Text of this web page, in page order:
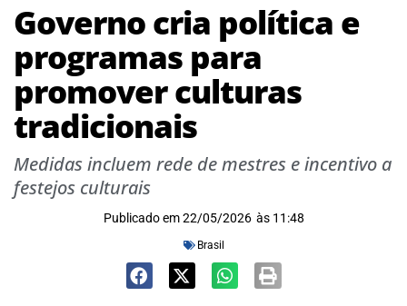
Governo cria política e
programas para
promover culturas
tradicionais
Medidas incluem rede de mestres e incentivo a
festejos culturais
Publicado em 22/05/2026 às 11:48
Brasil